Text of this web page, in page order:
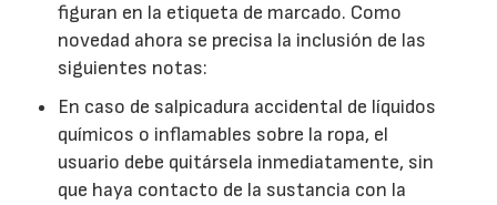
figuran en la etiqueta de marcado. Como
novedad ahora se precisa la inclusión de las
siguientes notas:
En caso de salpicadura accidental de líquidos
químicos o inflamables sobre la ropa, el
usuario debe quitársela inmediatamente, sin
que haya contacto de la sustancia con la